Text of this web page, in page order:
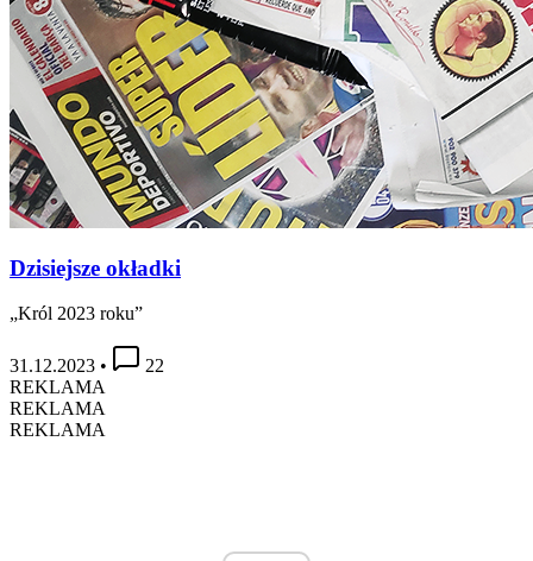
Dzisiejsze okładki
„Król 2023 roku”
31.12.2023 •
22
REKLAMA
REKLAMA
REKLAMA